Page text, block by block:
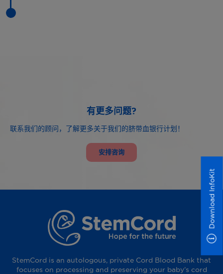
有更多问题?
联系我们的顾问，了解更多关于我们的脐带血银行计划！
安排咨询
StemCord is an autologous, private Cord Blood Bank that
focuses on processing and preserving your baby’s cord
Download InfoKit